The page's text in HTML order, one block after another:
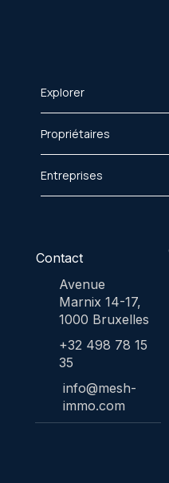
Explorer
Propriétaires
Entreprises
Contact
Avenue
Marnix 14-17,
1000 Bruxelles
+32 498 78 15
35
info@mesh-
immo.com